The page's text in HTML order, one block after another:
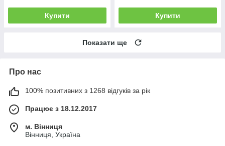
Купити Купити
Показати ще
Про нас
100% позитивних з 1268 відгуків за рік
Працює з 18.12.2017
м. Вінниця
Вінниця, Україна